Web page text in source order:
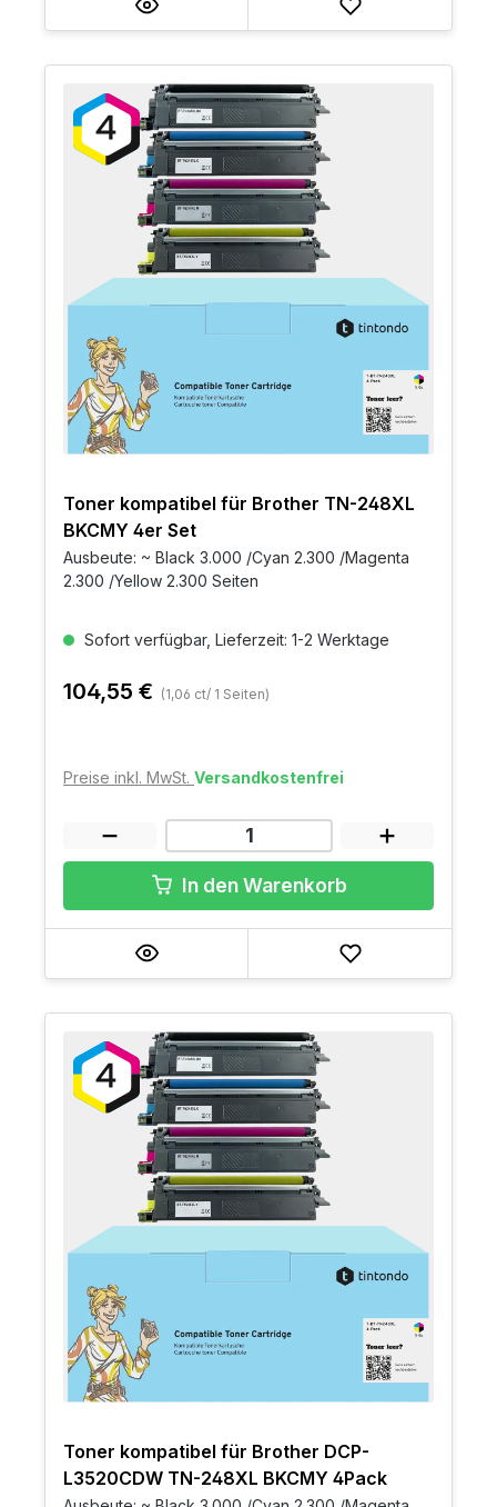
Toner kompatibel für Brother TN-248XL
BKCMY 4er Set
Ausbeute: ~ Black 3.000 /Cyan 2.300 /Magenta
2.300 /Yellow 2.300 Seiten
Sofort verfügbar, Lieferzeit: 1-2 Werktage
104,55 € (1,06 ct/ 1 Seiten)
Preise inkl. MwSt. Versandkostenfrei
In den Warenkorb
Toner kompatibel für Brother DCP-
L3520CDW TN-248XL BKCMY 4Pack